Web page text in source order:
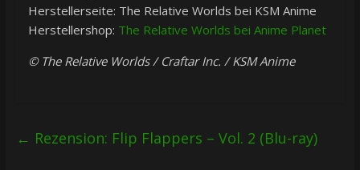
Herstellerseite: The Relative Worlds bei KSM Anime
Herstellershop: The Relative Worlds bei Anime Planet
© The Relative Worlds / Craftar Inc. / KSM Anime
← Rezension: Flip Flappers – Vol. 2 (Blu-ray)